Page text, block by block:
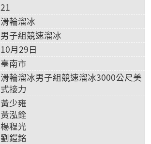
21
滑輪溜冰
男子組競速溜冰
10月29日
臺南市
滑輪溜冰男子組競速溜冰3000公尺美
式接力
黃少雍
黃泓銓
楊程光
劉鎧銘